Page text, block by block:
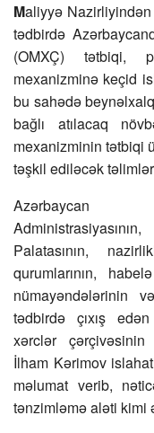
Maliyyə Nazirliyindən
tədbirdə
(OMXÇ) tətbiqi,
mexanizminə keçid
bu sahədə
bağlı atılacaq
mexanizminin tətbiqi
təşkil ediləcək
Azərbaycan
Palatasının,
qurumlarının,
nümayəndələrinin
tədbirdə çıxış
xərclər çərçivəsinin
İlham Kərimov
məlumat verib,
tənzimləmə aləti kimi